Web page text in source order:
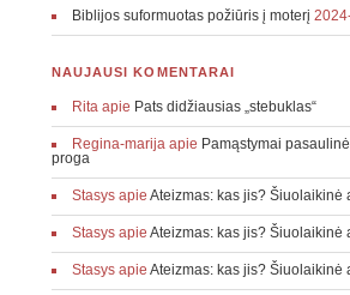
Biblijos suformuotas požiūris į moterį
NAUJAUSI KOMENTARAI
Ritaapie Pats didžiausias „stebuklas“
Regina-marijaapie Pamąstymai
proga
Stasysapie Ateizmas: kas jis? Šiuolaikinė
Stasysapie Ateizmas: kas jis? Šiuolaikinė
Stasysapie Ateizmas: kas jis? Šiuolaikinė